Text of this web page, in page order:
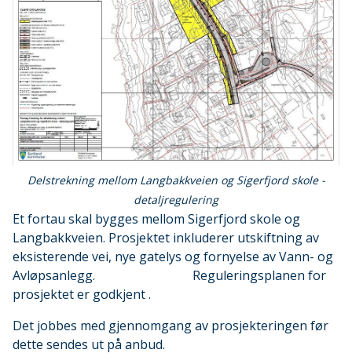
Delstrekning mellom Langbakkveien og Sigerfjord skole -
detaljregulering
Et fortau skal bygges mellom Sigerfjord skole og
Langbakkveien. Prosjektet inkluderer utskiftning av
eksisterende vei, nye gatelys og fornyelse av Vann- og
Avløpsanlegg. Reguleringsplanen for
prosjektet er godkjent .
Det jobbes med gjennomgang av prosjekteringen før
dette sendes ut på anbud.